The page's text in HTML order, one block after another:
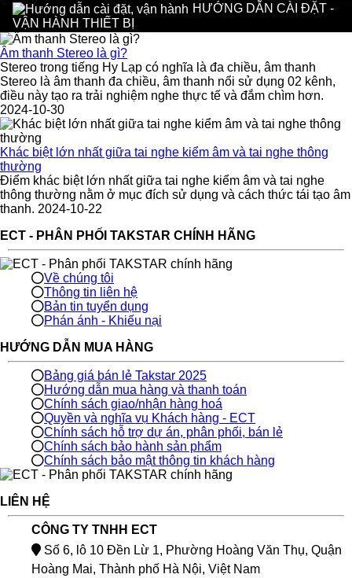
HƯỚNG DẪN CÀI ĐẶT -
VẬN HÀNH THIẾT BỊ
Âm thanh Stereo là gì?
Stereo trong tiếng Hy Lạp có nghĩa là đa chiều, âm thanh
Stereo là âm thanh đa chiều, âm thanh nổi sử dụng 02 kênh,
điều này tạo ra trải nghiệm nghe thực tế và đắm chìm hơn.
2024-10-30
Khác biệt lớn nhất giữa tai nghe kiểm âm và tai nghe thông
thường
Điểm khác biệt lớn nhất giữa tai nghe kiểm âm và tai nghe
thông thường nằm ở mục đích sử dụng và cách thức tái tạo âm
thanh. 2024-10-22
ECT - PHÂN PHỐI TAKSTAR CHÍNH HÃNG
Về chúng tôi
Thông tin liên hệ
Bản tin tuyển dụng
Phán ánh - Khiếu nại
HƯỚNG DẪN MUA HÀNG
Bảng giá bán lẻ Takstar 2025
Hướng dẫn mua hàng và thanh toán
Chính sách giao/nhận hàng hoá
Quyền và nghĩa vụ Khách hàng - ECT
Chính sách hỗ trợ dự án, phân phối, bán lẻ
Chính sách bảo hành sản phẩm
Chính sách bảo mật thông tin khách hàng
LIÊN HỆ
CÔNG TY TNHH ECT
Số 6, lô 10 Đền Lừ 1, Phường Hoàng Văn Thụ, Quận
Hoàng Mai, Thành phố Hà Nội, Việt Nam